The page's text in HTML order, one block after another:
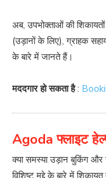
अब, उपभोक्ताओं की
(उड़ानों के लिए), ग्राहक
के बारे में जानते हैं।
मददगार हो सकता है:
Agoda फ्लाइट
क्या समस्या उड़ान बुकिंग और
विशिष्ट मुद्दे के बारे में